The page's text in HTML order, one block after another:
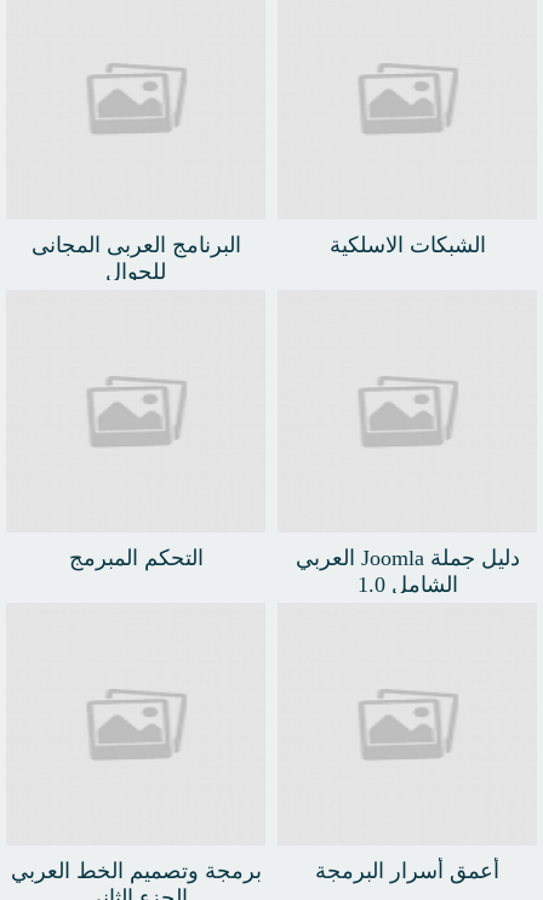
الشبكات الاسلكية
البرنامج العربى المجانى
للجوال
دليل جملة Joomla العربي
الشامل 1.0
التحكم المبرمج
أعمق أسرار البرمجة
برمجة وتصميم الخط العربي